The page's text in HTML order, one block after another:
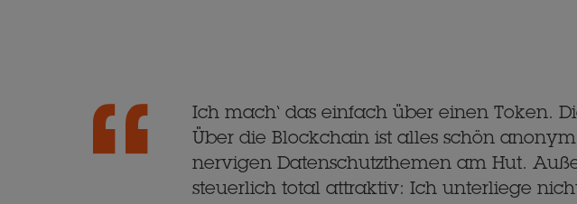
Ich mach‘ das einfach über einen Token.
Über die Blockchain ist alles schön
nervigen Datenschutzthemen am Hut.
steuerlich total attraktiv: Ich unterliege